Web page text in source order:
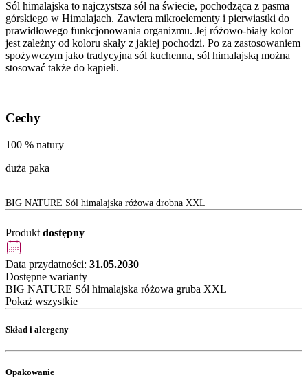
Sól himalajska to najczystsza sól na świecie, pochodząca z pasma
górskiego w Himalajach. Zawiera mikroelementy i pierwiastki do
prawidłowego funkcjonowania organizmu. Jej różowo-biały kolor
jest zależny od koloru skały z jakiej pochodzi. Po za zastosowaniem
spożywczym jako tradycyjna sól kuchenna, sól himalajską można
stosować także do kąpieli.
Cechy
100 % natury
duża paka
BIG NATURE Sól himalajska różowa drobna XXL
Produkt dostępny
Data przydatności: 31.05.2030
Dostępne warianty
BIG NATURE Sól himalajska różowa gruba XXL
Pokaż wszystkie
Skład i alergeny
Opakowanie